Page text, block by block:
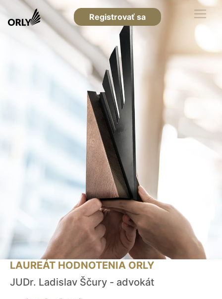
Registrovať sa
LAUREÁT HODNOTENIA ORLY
JUDr. Ladislav Ščury - advokát